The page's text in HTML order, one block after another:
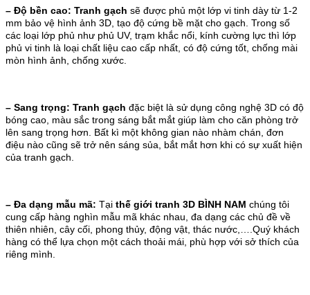
– Độ bền cao: Tranh gạch sẽ được phủ một lớp vi tinh dày từ 1-2
mm bảo vệ hình ảnh 3D, tạo độ cứng bề mặt cho gạch. Trong số
các loại lớp phủ như phủ UV, trạm khắc nổi, kính cường lực thì lớp
phủ vi tinh là loại chất liệu cao cấp nhất, có độ cứng tốt, chống mài
mòn hình ảnh, chống xước.
– Sang trọng: Tranh gạch đặc biệt là sử dụng công nghệ 3D có độ
bóng cao, màu sắc trong sáng bắt mắt giúp làm cho căn phòng trở
lên sang trọng hơn. Bất kì một không gian nào nhàm chán, đơn
điệu nào cũng sẽ trở nên sáng sủa, bắt mắt hơn khi có sự xuất hiện
của tranh gạch.
– Đa dạng mẫu mã: Tại thế giới tranh 3D BÌNH NAM chúng tôi
cung cấp hàng nghìn mẫu mã khác nhau, đa dạng các chủ đề về
thiên nhiên, cây cối, phong thủy, động vật, thác nước,….Quý khách
hàng có thể lựa chọn một cách thoải mái, phù hợp với sở thích của
riêng mình.